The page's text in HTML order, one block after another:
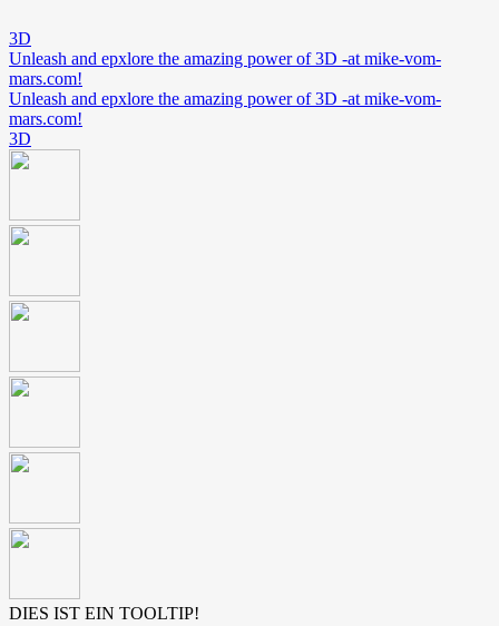
3D
Unleash and epxlore the amazing power of 3D -at mike-vom-
mars.com!
Unleash and epxlore the amazing power of 3D -at mike-vom-
mars.com!
3D
DIES IST EIN TOOLTIP!